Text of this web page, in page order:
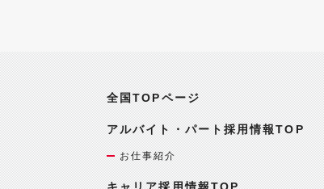
全国TOPページ
アルバイト・パート採用情報TOP
お仕事紹介
キャリア採用情報TOP